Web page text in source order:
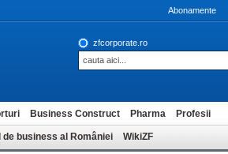
Abonamente
zfcorporate.ro
Business Construct Pharma Profesii
de business al României WikiZF